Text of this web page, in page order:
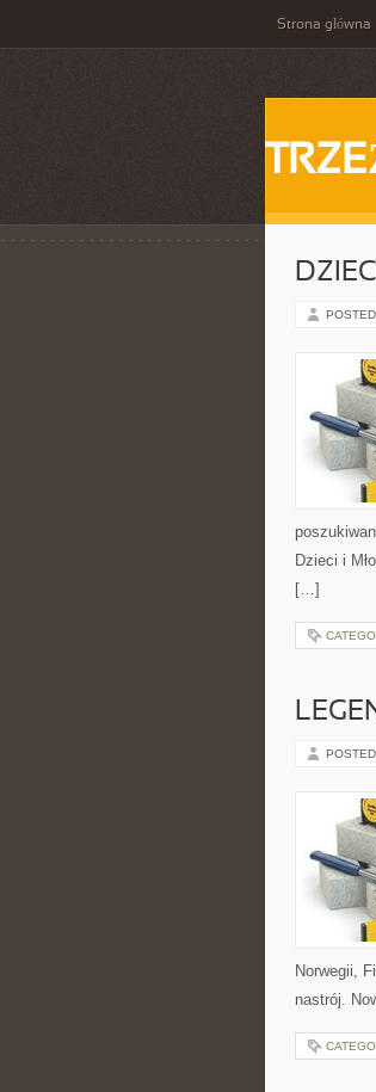
Strona główna
Dzieci i
[…]
Norwegii,
nastrój.